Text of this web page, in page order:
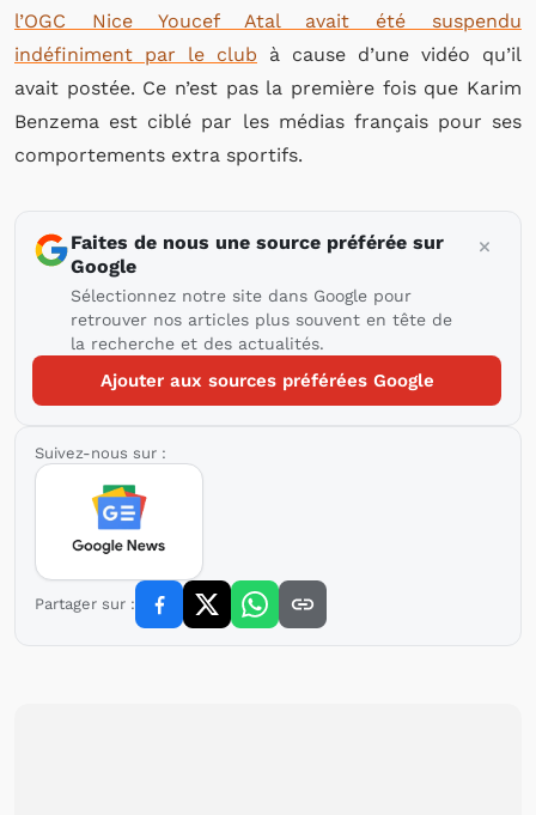
l’OGC Nice Youcef Atal avait été suspendu
indéfiniment par le club à cause d’une vidéo qu’il
avait postée. Ce n’est pas la première fois que Karim
Benzema est ciblé par les médias français pour ses
comportements extra sportifs.
Faites de nous une source préférée sur
Google
Sélectionnez notre site dans Google pour
retrouver nos articles plus souvent en tête de
la recherche et des actualités.
Ajouter aux sources préférées Google
Suivez-nous sur :
Partager sur :